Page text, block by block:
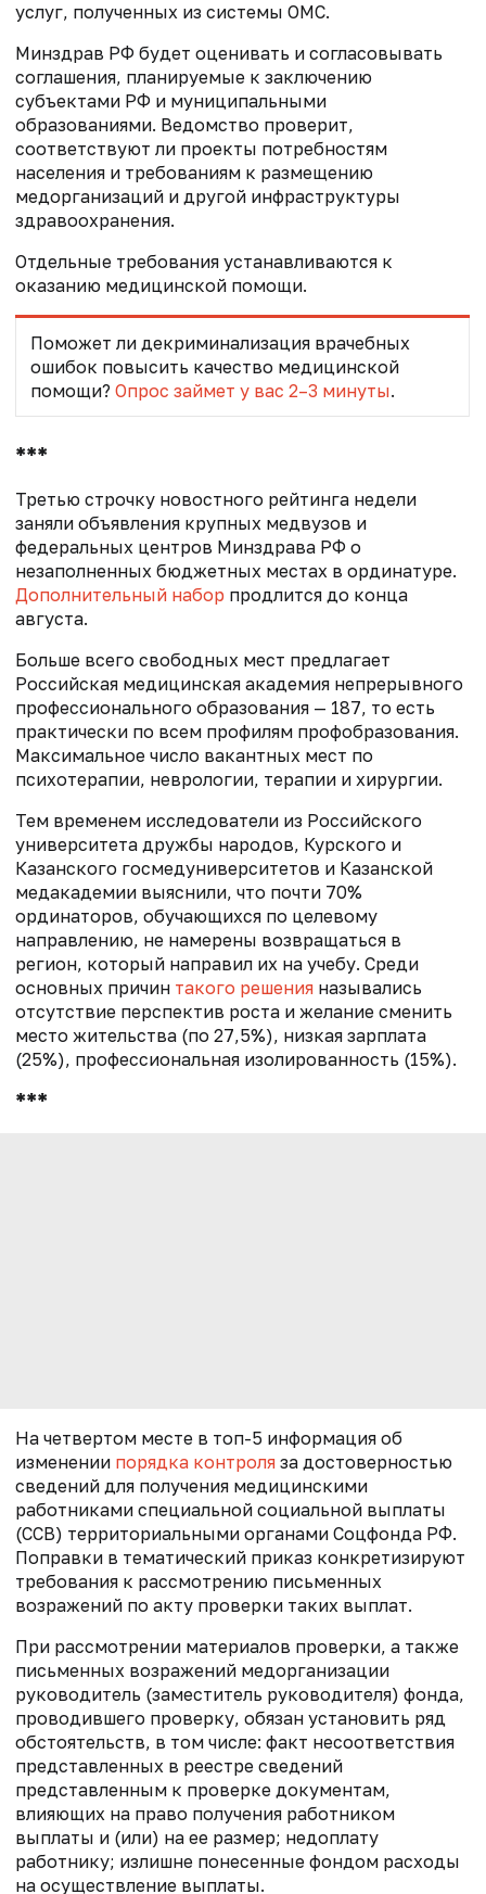
услуг, полученных из системы ОМС.
Минздрав РФ будет оценивать и согласовывать
соглашения, планируемые к заключению
субъектами РФ и муниципальными
образованиями. Ведомство проверит,
соответствуют ли проекты потребностям
населения и требованиям к размещению
медорганизаций и другой инфраструктуры
здравоохранения.
Отдельные требования устанавливаются к
оказанию медицинской помощи.
Поможет ли декриминализация врачебных
ошибок повысить качество медицинской
помощи? Опрос займет у вас 2–3 минуты.
***
Третью строчку новостного рейтинга недели
заняли объявления крупных медвузов и
федеральных центров Минздрава РФ о
незаполненных бюджетных местах в ординатуре.
Дополнительный набор продлится до конца
августа.
Больше всего свободных мест предлагает
Российская медицинская академия непрерывного
профессионального образования — 187, то есть
практически по всем профилям профобразования.
Максимальное число вакантных мест по
психотерапии, неврологии, терапии и хирургии.
Тем временем исследователи из Российского
университета дружбы народов, Курского и
Казанского госмедуниверситетов и Казанской
медакадемии выяснили, что почти 70%
ординаторов, обучающихся по целевому
направлению, не намерены возвращаться в
регион, который направил их на учебу. Среди
основных причин такого решения назывались
отсутствие перспектив роста и желание сменить
место жительства (по 27,5%), низкая зарплата
(25%), профессиональная изолированность (15%).
***
На четвертом месте в топ-5 информация об
изменении порядка контроля за достоверностью
сведений для получения медицинскими
работниками специальной социальной выплаты
(ССВ) территориальными органами Соцфонда РФ.
Поправки в тематический приказ конкретизируют
требования к рассмотрению письменных
возражений по акту проверки таких выплат.
При рассмотрении материалов проверки, а также
письменных возражений медорганизации
руководитель (заместитель руководителя) фонда,
проводившего проверку, обязан установить ряд
обстоятельств, в том числе: факт несоответствия
представленных в реестре сведений
представленным к проверке документам,
влияющих на право получения работником
выплаты и (или) на ее размер; недоплату
работнику; излишне понесенные фондом расходы
на осуществление выплаты.